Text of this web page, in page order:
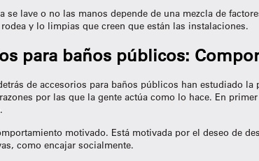
se lave o no las manos depende de una mezcla de
y lo limpias que creen que están las instalaciones.
para baños públicos:
de accesorios para baños públicos han estudiado la
por las que la gente actúa como lo hace. En
motivado. Está motivada por el deseo de
como encajar socialmente.